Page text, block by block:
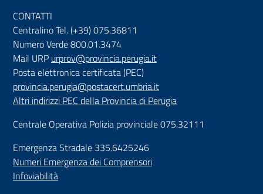
CONTATTI
Centralino Tel. (+39) 075.36811
Numero Verde 800.01.3474
Mail URP urprov@provincia.perugia.it
Posta elettronica certificata (PEC)
provincia.perugia@postacert.umbria.it
Altri indirizzi PEC della Provincia di Perugia
Centrale Operativa Polizia provinciale 075.32111
Emergenza Stradale 335.6425246
Numeri Emergenza dei Comprensori
Infoviabilità